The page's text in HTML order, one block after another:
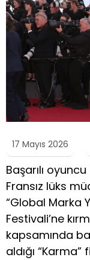
17 Mayıs 2026
Başarılı
Fransız lüks
“Global Marka
Festivali’ne
kapsamında
aldığı